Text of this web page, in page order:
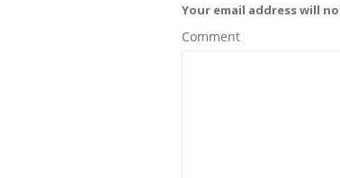
Your email address will
Comment